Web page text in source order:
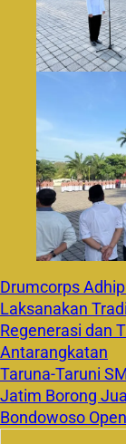
Drumcorps
Laksanakan
Regenerasi dan
Antarangkatan
Taruna-Taruni
Jatim Borong
Bondowoso